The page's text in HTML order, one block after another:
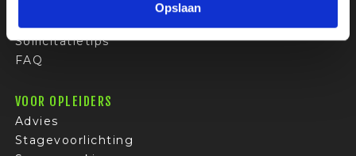
Opslaan
Bedrijfsprofielen
Sollicitatietips
FAQ
VOOR OPLEIDERS
Advies
Stagevoorlichting